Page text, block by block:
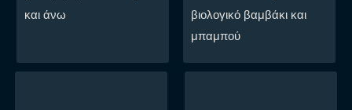
και άνω
βιολογικό βαμβάκι και
μπαμπού